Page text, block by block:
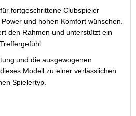
fortgeschrittene Clubspieler
und hohen Komfort wünschen.
den Rahmen und unterstützt ein
und die ausgewogenen
Modell zu einer verlässlichen
Spielertyp.